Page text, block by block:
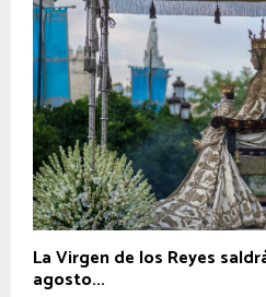
La Virgen de los Reyes
agosto...